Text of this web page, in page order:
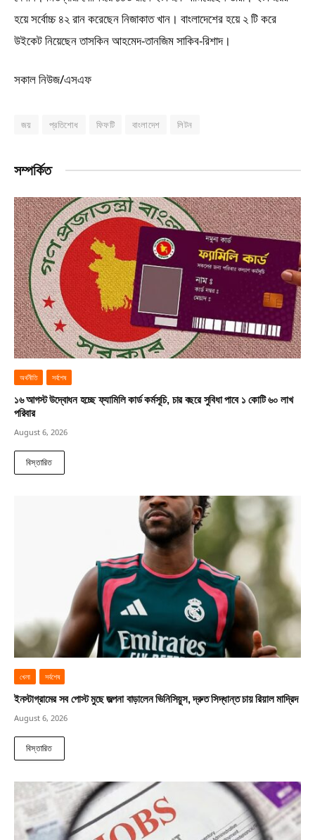
হয়ে সর্বোচ্চ ৪২ রান করেছেন নিজাকাত খান। বাংলাদেশের হয়ে ২ টি করে
উইকেট নিয়েছেন তাসকিন আহমেদ-তানজিম সাকিব-রিশাদ।
সকাল নিউজ/এসএফ
জয় প্রতিশোধ ফিফটি বাংলাদেশ লিটন
সম্পর্কিত
অর্থনীতি সর্বশেষ
১৬ আগস্ট উদ্বোধন হচ্ছে ফ্যামিলি কার্ড কর্মসূচি, চার বছরে সুবিধা পাবে ১ কোটি ৬০ লাখ
পরিবার
August 6, 2026
বিস্তারিত
খেলা সর্বশেষ
ইনস্টাগ্রামের সব পোস্ট মুছে জল্পনা বাড়ালেন ভিনিসিয়ুস, দ্রুত সিদ্ধান্ত চায় রিয়াল মাদ্রিদ
August 6, 2026
বিস্তারিত